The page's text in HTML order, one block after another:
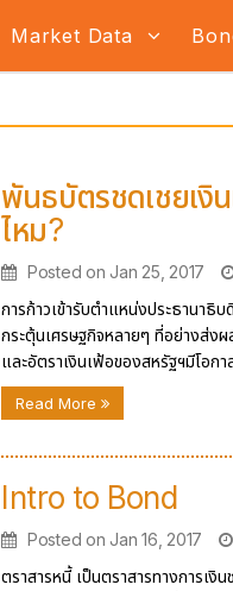
Market Data
พันธบัตรชดเชยเงิ
ไหม?
Posted on Jan 25, 2017
การก้าวเข้ารับตำแหน่งประธานาธิ
กระตุ้นเศรษฐกิจหลายๆ ที่อย่างส่ง
และอัตราเงินเฟ้อของสหรัฐฯมีโอก
Read More
Intro to Bond
Posted on Jan 16, 2017
ตราสารหนี้ เป็นตราสารทางการเงิ